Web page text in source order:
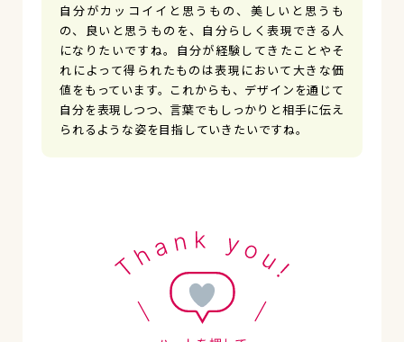
自分がカッコイイと思うもの、美しいと思うも
の、良いと思うものを、自分らしく表現できる人
になりたいですね。自分が経験してきたことやそ
れによって得られたものは表現において大きな価
値をもっています。これからも、デザインを通じて
自分を表現しつつ、言葉でもしっかりと相手に伝え
られるような姿を目指していきたいですね。